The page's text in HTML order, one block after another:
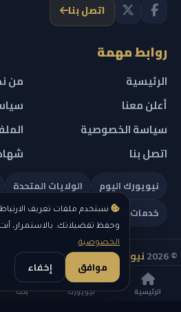
الرئيسية نيويورك بحث
نستخدم ملفات تعريف
وحفظ تفضيلاتك. بالاستمرار،
الخصوصية.
موافق إخفاء
اتصل بنا
روابط مهمة
الرئيسية
من
أعلن معنا
سياسة الخصوصية
اتصل بنا
نيويورك اليوم الولايات المتحدة
خدمات تهمك
© 2026 نيويورك نيوز
IN ARABIC LLC — رقم التسجيل 0451351808